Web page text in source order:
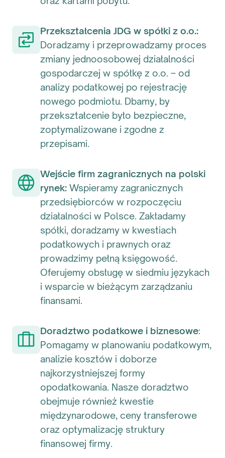
Przekształcenia JDG w spółki z o.o.:
Doradzamy i przeprowadzamy proces
zmiany jednoosobowej działalności
gospodarczej w spółkę z o.o. – od
analizy podatkowej po rejestrację
nowego podmiotu. Dbamy, by
przekształcenie było bezpieczne,
zoptymalizowane i zgodne z
przepisami.
Wejście firm zagranicznych na polski
rynek: Wspieramy zagranicznych
przedsiębiorców w rozpoczęciu
działalności w Polsce. Zakładamy
spółki, doradzamy w kwestiach
podatkowych i prawnych oraz
prowadzimy pełną księgowość.
Oferujemy obsługę w siedmiu językach
i wsparcie w bieżącym zarządzaniu
finansami.
Doradztwo podatkowe i biznesowe:
Pomagamy w planowaniu podatkowym,
analizie kosztów i doborze
najkorzystniejszej formy
opodatkowania. Nasze doradztwo
obejmuje również kwestie
międzynarodowe, ceny transferowe
oraz optymalizację struktury
finansowej firmy.